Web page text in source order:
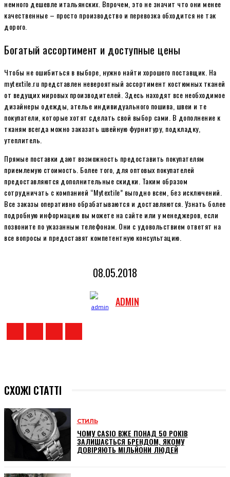
немного дешевле итальянских. Впрочем, это не значит что они менее
качественные – просто производство и перевозка обходится не так
дорого.
Богатый ассортимент и доступные цены
Чтобы не ошибиться в выборе, нужно найти хорошего поставщик. На
mytextile.ru представлен невероятный ассортимент костюмных тканей
от ведущих мировых производителей. Здесь находят все необходимое
дизайнеры одежды, ателье индивидуального пошива, швеи и те
покупатели, которые хотят сделать свой выбор сами. В дополнение к
тканям всегда можно заказать швейную фурнитуру, подкладку,
утеплитель.
Прямые поставки дают возможность предоставить покупателям
приемлемую стоимость. Более того, для оптовых покупателей
предоставляются дополнительные скидки. Таким образом
сотрудничать с компанией “Mytextile” выгодно всем, без исключений.
Все заказы оперативно обрабатываются и доставляются. Узнать более
подробную информацию вы можете на сайте или у менеджеров, если
позвоните по указанным телефонам. Они с удовольствием ответят на
все вопросы и предоставят компетентную консультацию.
08.05.2018
ADMIN
СХОЖІ СТАТТІ
СТИЛЬ
ЧОМУ CASIO ВЖЕ ПОНАД 50 РОКІВ
ЗАЛИШАЄТЬСЯ БРЕНДОМ, ЯКОМУ
ДОВІРЯЮТЬ МІЛЬЙОНИ ЛЮДЕЙ